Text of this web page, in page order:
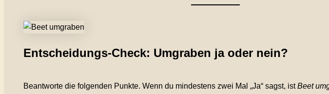
Entscheidungs-Check: Umgraben ja oder nein?
Beantworte die folgenden Punkte. Wenn du mindestens zwei Mal „Ja“ sagst, istBeet